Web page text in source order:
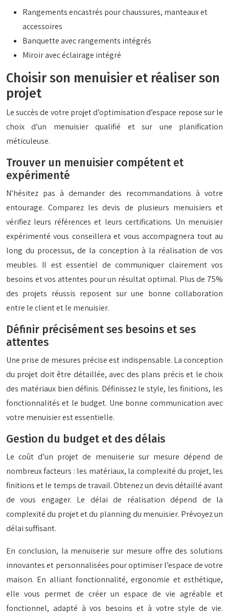
Rangements encastrés pour chaussures, manteaux et
accessoires
Banquette avec rangements intégrés
Miroir avec éclairage intégré
Choisir son menuisier et réaliser son
projet
Le succès de votre projet d’optimisation d’espace repose sur le
choix d’un menuisier qualifié et sur une planification
méticuleuse.
Trouver un menuisier compétent et
expérimenté
N’hésitez pas à demander des recommandations à votre
entourage. Comparez les devis de plusieurs menuisiers et
vérifiez leurs références et leurs certifications. Un menuisier
expérimenté vous conseillera et vous accompagnera tout au
long du processus, de la conception à la réalisation de vos
meubles. Il est essentiel de communiquer clairement vos
besoins et vos attentes pour un résultat optimal. Plus de 75%
des projets réussis reposent sur une bonne collaboration
entre le client et le menuisier.
Définir précisément ses besoins et ses
attentes
Une prise de mesures précise est indispensable. La conception
du projet doit être détaillée, avec des plans précis et le choix
des matériaux bien définis. Définissez le style, les finitions, les
fonctionnalités et le budget. Une bonne communication avec
votre menuisier est essentielle.
Gestion du budget et des délais
Le coût d’un projet de menuiserie sur mesure dépend de
nombreux facteurs : les matériaux, la complexité du projet, les
finitions et le temps de travail. Obtenez un devis détaillé avant
de vous engager. Le délai de réalisation dépend de la
complexité du projet et du planning du menuisier. Prévoyez un
délai suffisant.
En conclusion, la menuiserie sur mesure offre des solutions
innovantes et personnalisées pour optimiser l’espace de votre
maison. En alliant fonctionnalité, ergonomie et esthétique,
elle vous permet de créer un espace de vie agréable et
fonctionnel, adapté à vos besoins et à votre style de vie.